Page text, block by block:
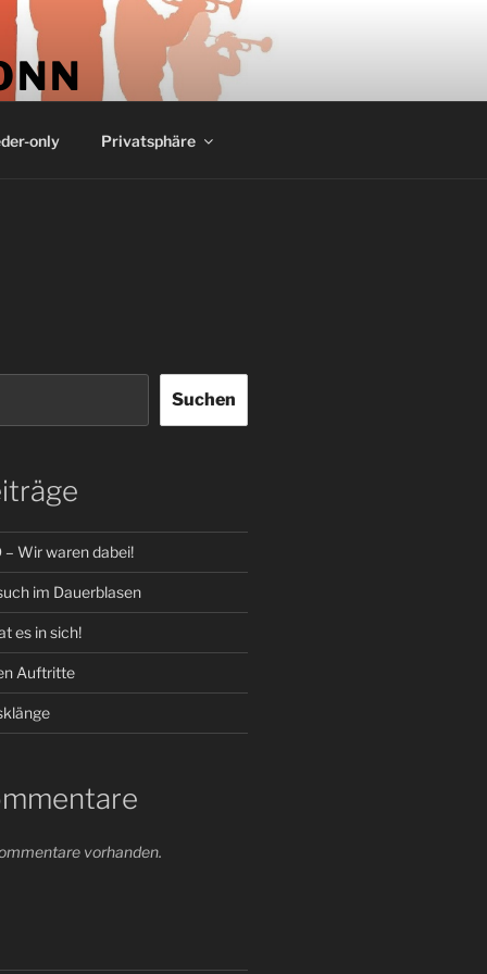
only Privatsphäre
Suchen
– Wir waren dabei!
im Dauerblasen
es in sich!
Auftritte
vorhanden.